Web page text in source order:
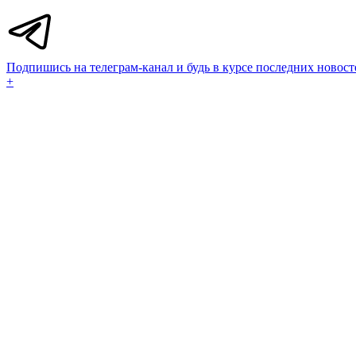
Подпишись на телеграм-канал и будь в курсе последних
+